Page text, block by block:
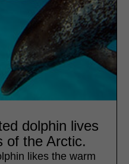
dolphin lives
of the Arctic.
likes the warm